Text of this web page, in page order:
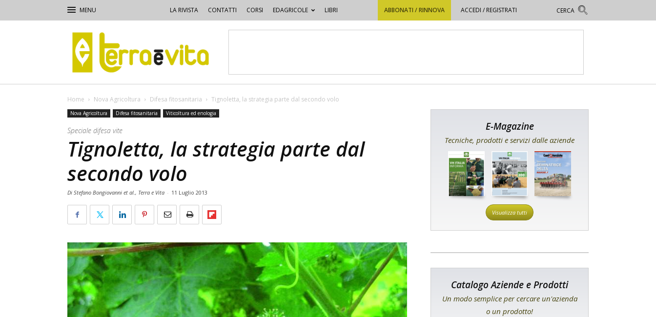
LA RIVISTA CONTATTI CORSI EDAGRICOLE LIBRI ABBONATI / RINNOVA ACCEDI / REGISTRATI
Terra
e
Vita
Home Nova Agricoltura Difesa fitosanitaria Tignoletta, la strategia parte dal secondo volo
Nova Agricoltura Difesa fitosanitaria Viticoltura ed enologia
Speciale difesa vite
Tignoletta, la strategia parte dal
secondo volo
Di Stefano Bongiovanni et al., Terra e Vita - 11 Luglio 2013
E-Magazine
Tecniche, prodotti e servizi dalle aziende
Visualizza tutti
Catalogo Aziende e Prodotti
Un modo semplice per cercare un'azienda
o un prodotto!